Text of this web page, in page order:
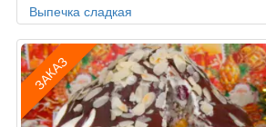
Выпечка сладкая
ЗАКАЗ